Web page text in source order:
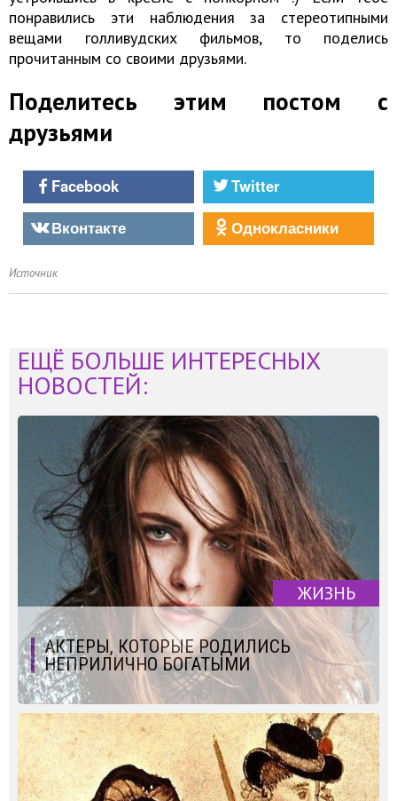
понравились эти наблюдения за стереотипными
вещами голливудских фильмов, то поделись
прочитанным со своими друзьями.
Поделитесь этим постом с
друзьями
Facebook
Twitter
Вконтакте
Однокласники
Источник
ЕЩЁ БОЛЬШЕ ИНТЕРЕСНЫХ
НОВОСТЕЙ:
ЖИЗНЬ
АКТЕРЫ, КОТОРЫЕ РОДИЛИСЬ
НЕПРИЛИЧНО БОГАТЫМИ